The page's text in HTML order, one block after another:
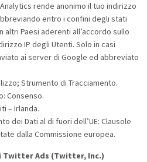
rende anonimo il tuo indirizzo
entro i confini degli stati
altri Paesi aderenti all’accordo sullo
IP degli Utenti. Solo in casi
ai server di Google ed abbreviato
Strumento di Tracciamento.
Consenso.
– Irlanda.
dei Dati al di fuori dell’UE: Clausole
dalla Commissione europea.
Ads (Twitter, Inc.)